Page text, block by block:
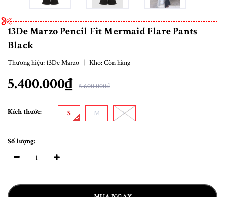
13De Marzo Pencil Fit Mermaid Flare Pants
Black
Thương hiệu: 13De Marzo Kho:Còn hàng
5.400.000₫ 5.600.000₫
Kích thước: S M L
Số lượng: